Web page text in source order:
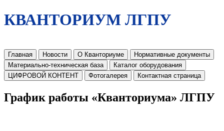
КВАНТОРИУМ ЛГПУ
Главная Новости О Кванториуме
Нормативные документы
Материально-техническая база
Каталог оборудования
ЦИФРОВОЙ КОНТЕНТ
Фотогалерея Контактная страница
График работы «Кванториума» ЛГПУ